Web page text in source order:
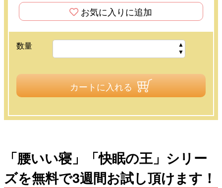
お気に入りに追加
数量
カートに入れる
「腰いい寝」「快眠の王」シリー
ズを無料で3週間お試し頂けます！